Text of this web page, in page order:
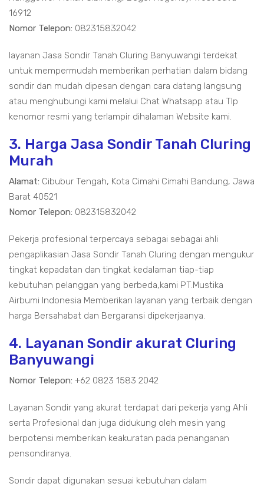
16912
Nomor Telepon: 082315832042
layanan Jasa Sondir Tanah Cluring Banyuwangi terdekat
untuk mempermudah memberikan perhatian dalam bidang
sondir dan mudah dipesan dengan cara datang langsung
atau menghubungi kami melalui Chat Whatsapp atau Tlp
kenomor resmi yang terlampir dihalaman Website kami.
3. Harga Jasa Sondir Tanah Cluring
Murah
Alamat: Cibubur Tengah, Kota Cimahi Cimahi Bandung, Jawa
Barat 40521
Nomor Telepon: 082315832042
Pekerja profesional terpercaya sebagai sebagai ahli
pengaplikasian Jasa Sondir Tanah Cluring dengan mengukur
tingkat kepadatan dan tingkat kedalaman tiap-tiap
kebutuhan pelanggan yang berbeda,kami PT.Mustika
Airbumi Indonesia Memberikan layanan yang terbaik dengan
harga Bersahabat dan Bergaransi dipekerjaanya.
4. Layanan Sondir akurat Cluring
Banyuwangi
Nomor Telepon: +62 0823 1583 2042
Layanan Sondir yang akurat terdapat dari pekerja yang Ahli
serta Profesional dan juga didukung oleh mesin yang
berpotensi memberikan keakuratan pada penanganan
pensondiranya.
Sondir dapat digunakan sesuai kebutuhan dalam